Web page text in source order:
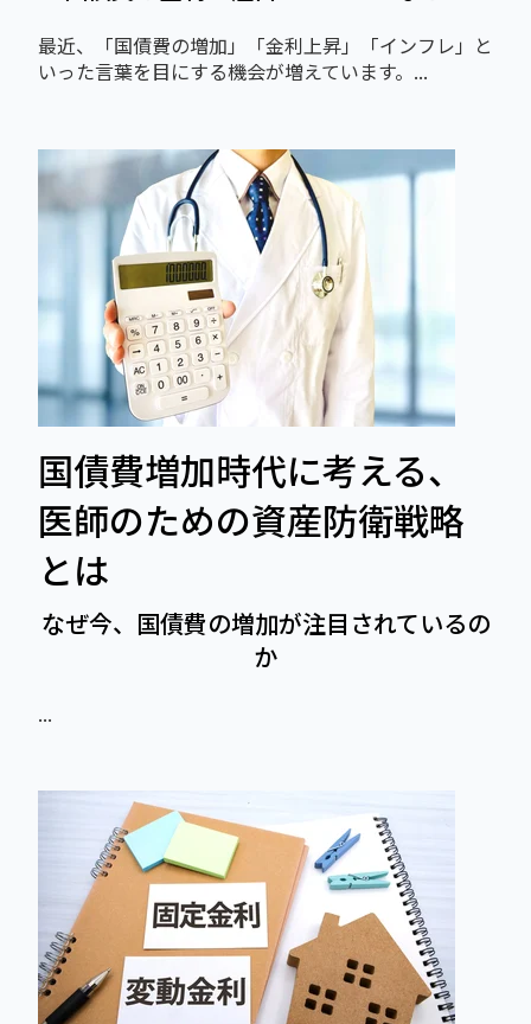
最近、「国債費の増加」「金利上昇」「インフレ」と
いった言葉を目にする機会が増えています。...
国債費増加時代に考える、
医師のための資産防衛戦略
とは
なぜ今、国債費の増加が注目されているの
か
...